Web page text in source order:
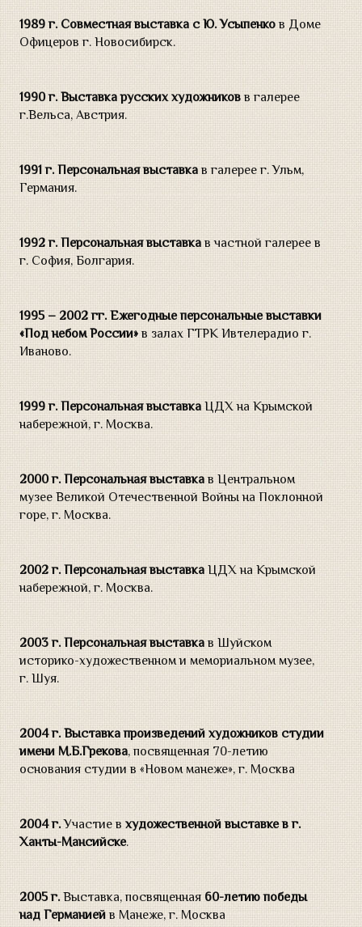
1989 г. Совместная выставка с Ю. Усыпенков Доме
Офицеров г. Новосибирск.
1990 г. Выставка русских художниковв галерее
г.Вельса, Австрия.
1991 г. Персональная выставкав галерее г. Ульм,
Германия.
1992 г.Персональная выставкав частной галерее в
г. София, Болгария.
1995 – 2002 гг.Ежегодные персональные выставки
«Под небом России»в залах ГТРК Ивтелерадио г.
Иваново.
1999 г.Персональная выставкаЦДХ на Крымской
набережной, г. Москва.
2000 г.Персональная выставкав Центральном
музее Великой Отечественной Войны на Поклонной
горе, г. Москва.
2002 г.Персональная выставкаЦДХ на Крымской
набережной, г. Москва.
2003 г.Персональная выставкав Шуйском
историко-художественном и мемориальном музее,
г. Шуя.
2004 г. Выставка произведений художников студии
имени М.Б.Грекова, посвященная 70-летию
основания студии в «Новом манеже», г. Москва
2004 г.Участие в художественной выставке в г.
Ханты-Мансийске.
2005 г.Выставка, посвященная 60-летию победы
над Германиейв Манеже, г. Москва